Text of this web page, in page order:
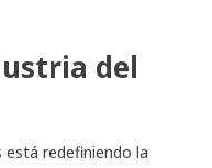
del
está redefiniendo la